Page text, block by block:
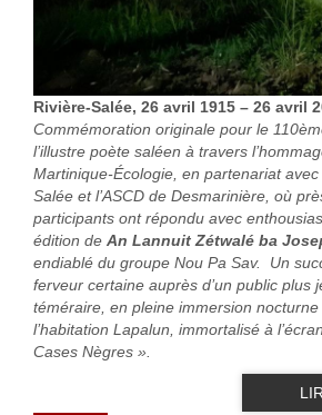
Rivière-Salée, 26 avril 1915 – 26 avril
Commémoration originale pour le
l’illustre poète saléen à travers
Martinique-Écologie, en partenariat
Salée et l’ASCD de Desmarinière, où
participants ont répondu avec
édition de An Lannuit Zétwalé ba
endiablé du groupe Nou Pa Sav. Un
ferveur certaine auprès d’un public plus
téméraire, en pleine immersion
l’habitation Lapalun, immortalisé à
Cases Nègres ».